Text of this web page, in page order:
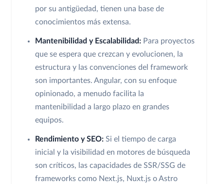
por su antigüedad, tienen una base de
conocimientos más extensa.
Mantenibilidad y Escalabilidad: Para proyectos
que se espera que crezcan y evolucionen, la
estructura y las convenciones del framework
son importantes. Angular, con su enfoque
opinionado, a menudo facilita la
mantenibilidad a largo plazo en grandes
equipos.
Rendimiento y SEO: Si el tiempo de carga
inicial y la visibilidad en motores de búsqueda
son críticos, las capacidades de SSR/SSG de
frameworks como Next.js, Nuxt.js o Astro